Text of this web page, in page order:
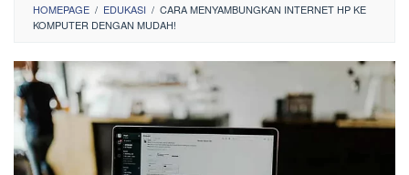
HOMEPAGE / EDUKASI / CARA MENYAMBUNGKAN INTERNET HP KE
KOMPUTER DENGAN MUDAH!